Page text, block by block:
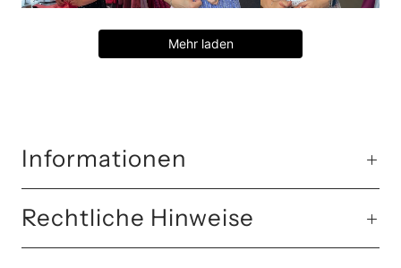
Mehr laden
Informationen
Rechtliche Hinweise